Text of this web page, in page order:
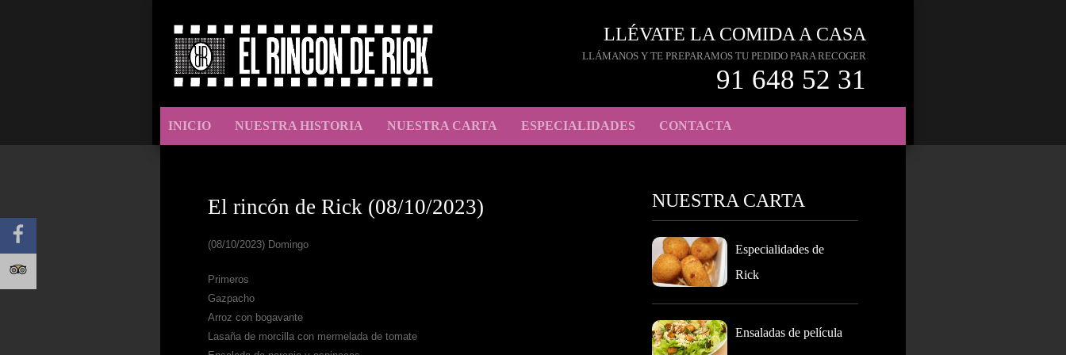
LLÉVATE LA COMIDA A CASA
LLÁMANOS Y TE PREPARAMOS TU PEDIDO PARA RECOGER
91 648 52 31
INICIO NUESTRA HISTORIA NUESTRA CARTA ESPECIALIDADES CONTACTA
El rincón de Rick (08/10/2023)
(08/10/2023) Domingo
Primeros
Gazpacho
Arroz con bogavante
Lasaña de morcilla con mermelada de tomate
NUESTRA CARTA
Especialidades de
Rick
Ensaladas de película